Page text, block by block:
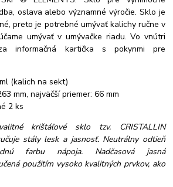
oslava alebo významné výročie. Sklo je
preto je potrebné umývať kalichy ručne v
umývať v umývačke riadu. Vo vnútri
informačná kartička s pokynmi pre
(kalich na sekt)
mm, najväčší priemer: 66 mm
2 ks
krištáľové sklo tzv. CRISTALLIN
stály lesk a jasnosť. Neutrálny odtieň
farbu nápoja. Nadčasová jasná
použitím vysoko kvalitných prvkov, ako